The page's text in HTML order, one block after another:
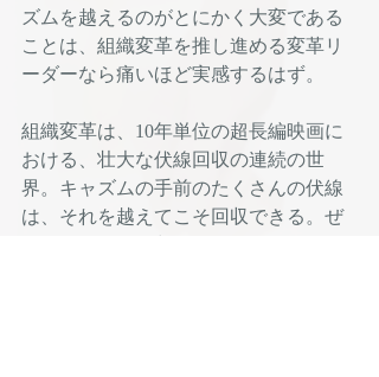
ズムを越えるのがとにかく大変である
ことは、組織変革を推し進める変革リ
ーダーなら痛いほど実感するはず。
組織変革は、10年単位の超長編映画に
おける、壮大な伏線回収の連続の世
界。キャズムの手前のたくさんの伏線
は、それを越えてこそ回収できる。ぜ